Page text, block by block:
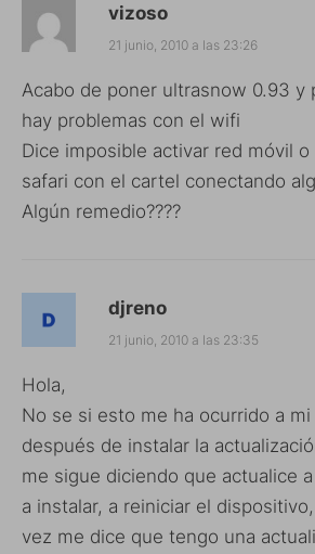
vizoso
21 junio, 2010 a las 23:26
Acabo de poner ultrasnow 0.93 y
hay problemas con el wifi
Dice imposible activar red móvil
safari con el cartel conectando
Algún remedio????
djreno
21 junio, 2010 a las 23:35
Hola,
No se si esto me ha ocurrido a
después de instalar la
me sigue diciendo que actualice
a instalar, a reiniciar el
vez me dice que tengo una